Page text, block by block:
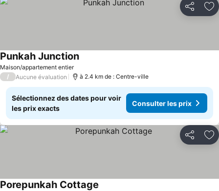
Partager
Maison/appartement entier
Punkah JunctionConsulter les prix
/ Aucune évaluation à 2.4 km de : Centre-ville
Sélectionnez des dates pour voir
les prix exacts
Consulter les prix
Partager
Porepunkah Cottage